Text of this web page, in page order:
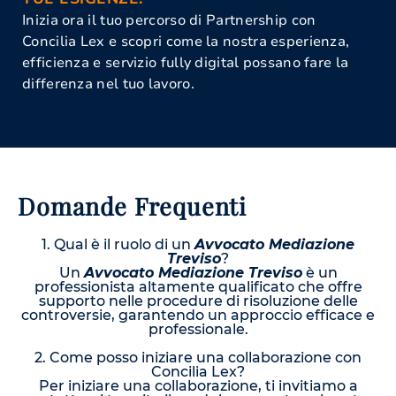
Inizia ora il tuo percorso di Partnership con
Concilia Lex e scopri come la nostra esperienza,
efficienza e servizio fully digital possano fare la
differenza nel tuo lavoro.
Domande Frequenti
1. Qual è il ruolo di unAvvocato Mediazione
Treviso?
UnAvvocato Mediazione Trevisoè un
professionista altamente qualificato che offre
supporto nelle procedure di risoluzione delle
controversie, garantendo un approccio efficace e
professionale.
2. Come posso iniziare una collaborazione con
Concilia Lex?
Per iniziare una collaborazione, ti invitiamo a